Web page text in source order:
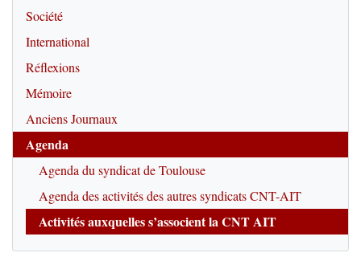
Société
International
Réflexions
Mémoire
Anciens Journaux
Agenda
Agenda du syndicat de Toulouse
Agenda des activités des autres syndicats CNT-AIT
Activités auxquelles s’associent la CNT AIT